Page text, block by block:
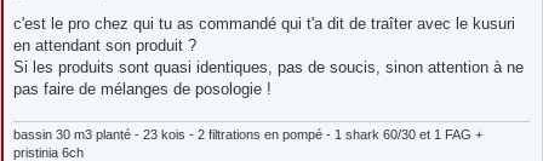
s
a
g
c'est le pro chez qui tu as commandé qui t'a dit de traîter avec le kusuri
en attendant son produit ?
Si les produits sont quasi identiques, pas de soucis, sinon attention à ne
pas faire de mélanges de posologie !
bassin 30 m3 planté - 23 kois - 2 filtrations en pompé - 1 shark 60/30 et 1 FAG +
pristinia 6ch